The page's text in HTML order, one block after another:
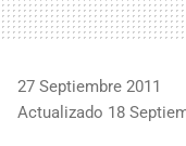
27 Septiembre 2011
Actualizado 18